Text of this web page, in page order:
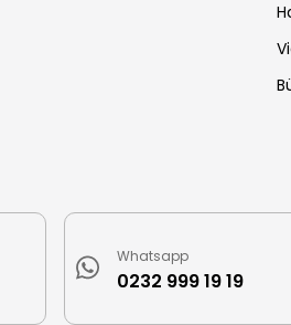
Whatsapp
0232 999 19 19